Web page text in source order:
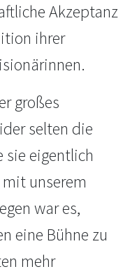
Akzeptanz
ihrer
großes
selten die
eigentlich
unserem
war es,
eine Bühne zu
mehr